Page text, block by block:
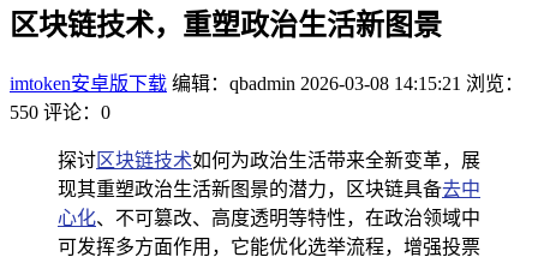
区块链技术，重塑政治生活新图景
imtoken安卓版下载 编辑：qbadmin 2026-03-08 14:15:21 浏览：
550 评论：0
探讨区块链技术如何为政治生活带来全新变革，展
现其重塑政治生活新图景的潜力，区块链具备去中
心化、不可篡改、高度透明等特性，在政治领域中
可发挥多方面作用，它能优化选举流程，增强投票